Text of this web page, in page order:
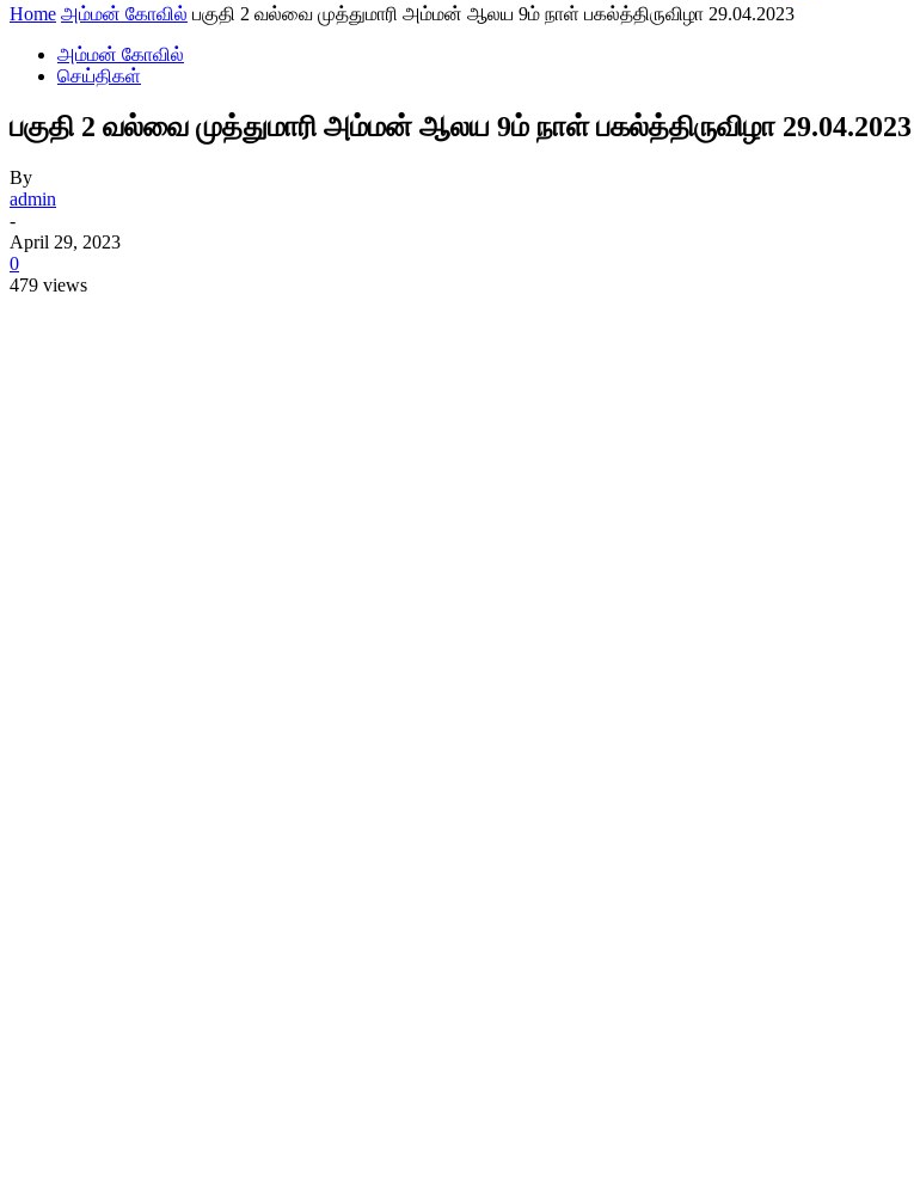
Home அம்மன் கோவில் பகுதி 2 வல்வை முத்துமாரி அம்மன் ஆலய 9ம் நாள் பகல்த்திருவிழா 29.04.2023
அம்மன் கோவில்
செய்திகள்
பகுதி 2 வல்வை முத்துமாரி அம்மன் ஆலய 9ம் நாள் பகல்த்திருவிழா 29.04.2023
By
admin
-
April 29, 2023
0
479 views